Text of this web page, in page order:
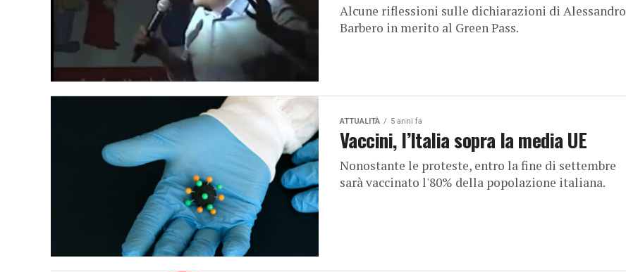
Alcune riflessioni sulle dichiarazioni di Alessandro
Barbero in merito al Green Pass.
ATTUALITÀ 5 anni fa
Vaccini, l’Italia sopra la media UE
Nonostante le proteste, entro la fine di settembre
sarà vaccinato l'80% della popolazione italiana.